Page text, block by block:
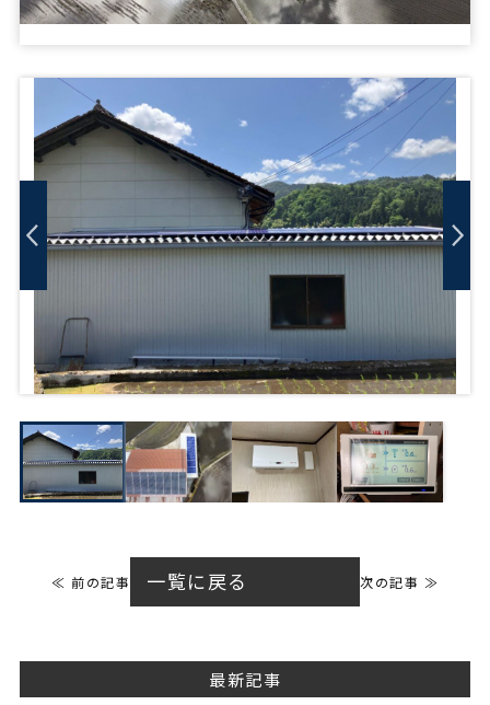
≪ 前の記事 一覧に戻る 次の記事 ≫
最新記事